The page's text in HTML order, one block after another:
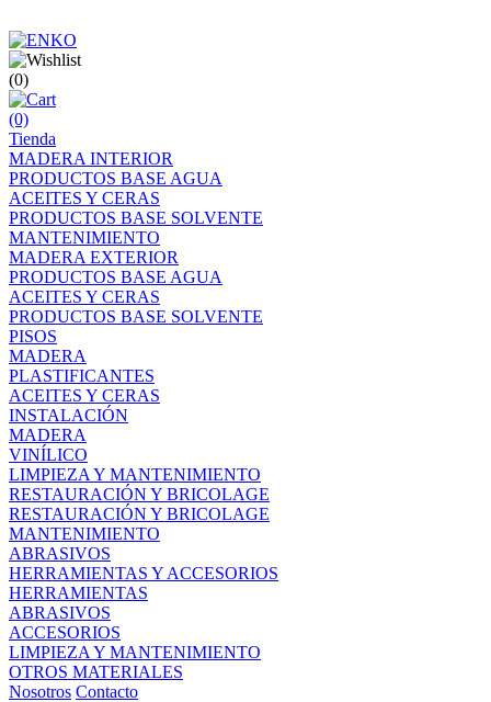
(0)
(0)
Tienda
MADERA INTERIOR
PRODUCTOS BASE AGUA
ACEITES Y CERAS
PRODUCTOS BASE SOLVENTE
MANTENIMIENTO
MADERA EXTERIOR
PRODUCTOS BASE AGUA
ACEITES Y CERAS
PRODUCTOS BASE SOLVENTE
PISOS
MADERA
PLASTIFICANTES
ACEITES Y CERAS
INSTALACIÓN
MADERA
VINÍLICO
LIMPIEZA Y MANTENIMIENTO
RESTAURACIÓN Y BRICOLAGE
RESTAURACIÓN Y BRICOLAGE
MANTENIMIENTO
ABRASIVOS
HERRAMIENTAS Y ACCESORIOS
HERRAMIENTAS
ABRASIVOS
ACCESORIOS
LIMPIEZA Y MANTENIMIENTO
OTROS MATERIALES
Nosotros Contacto